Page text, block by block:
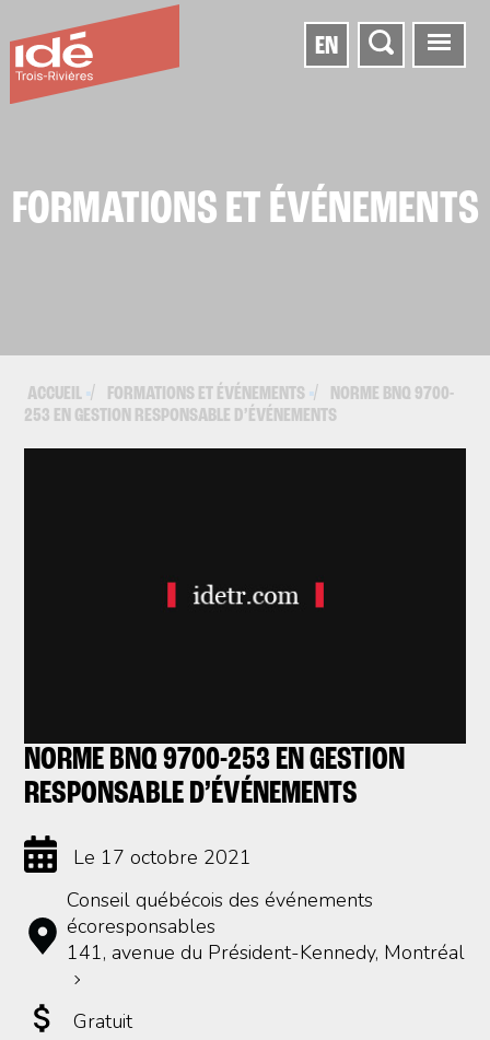
EN
FORMATIONS ET ÉVÉNEMENTS
ACCUEIL ▪ FORMATIONS ET ÉVÉNEMENTS ▪
NORME BNQ 9700-
253 EN GESTION RESPONSABLE D’ÉVÉNEMENTS
NORME BNQ 9700-253 EN GESTION
RESPONSABLE D’ÉVÉNEMENTS
Le 17 octobre 2021
Conseil québécois des événements
écoresponsables
141, avenue du Président-Kennedy, Montréal
Gratuit